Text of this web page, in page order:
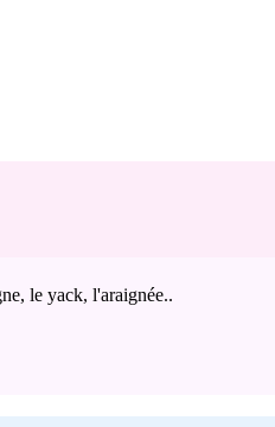
le yack, l'araignée..